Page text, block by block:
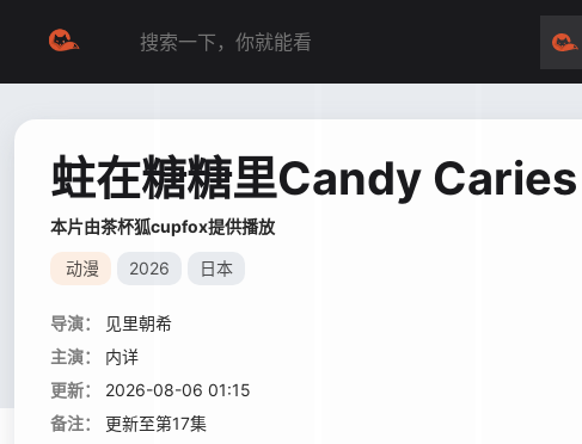
蛀在糖糖里Candy Caries
本片由茶杯狐cupfox提供播放
动漫 2026 日本
导演：
见里朝希
主演：
内详
更新：
2026-08-06 01:15
备注：
更新至第17集